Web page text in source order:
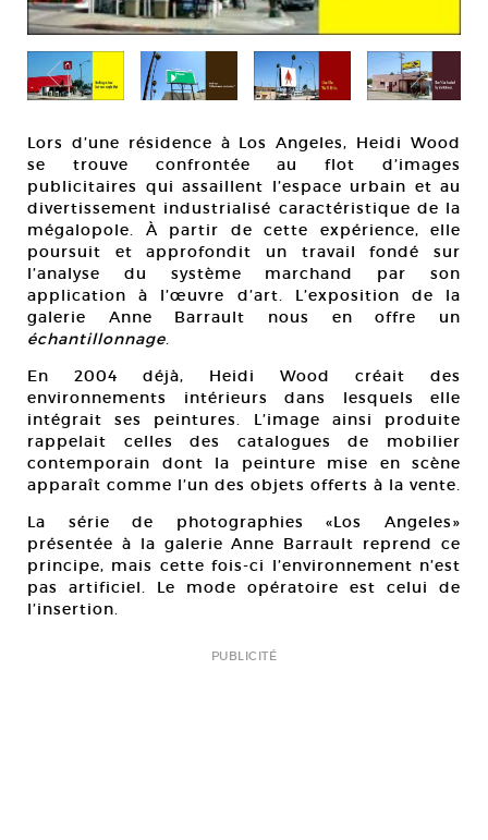
Lors d’une résidence à Los Angeles, Heidi Wood
se trouve confrontée au flot d’images
publicitaires qui assaillent l’espace urbain et au
divertissement industrialisé caractéristique de la
mégalopole. À partir de cette expérience, elle
poursuit et approfondit un travail fondé sur
l’analyse du système marchand par son
application à l’œuvre d’art. L’exposition de la
galerie Anne Barrault nous en offre un
échantillonnage.
En 2004 déjà, Heidi Wood créait des
environnements intérieurs dans lesquels elle
intégrait ses peintures. L’image ainsi produite
rappelait celles des catalogues de mobilier
contemporain dont la peinture mise en scène
apparaît comme l’un des objets offerts à la vente.
La série de photographies «Los Angeles»
présentée à la galerie Anne Barrault reprend ce
principe, mais cette fois-ci l’environnement n’est
pas artificiel. Le mode opératoire est celui de
l’insertion.
PUBLICITÉ